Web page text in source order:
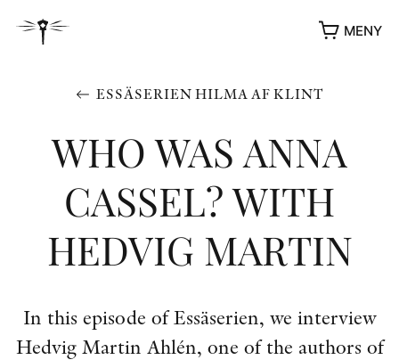
MENY
STOLPE STORIES
UTMÄRKELSER
ESSÄSERIEN HILMA AF KLINT
WHO WAS ANNA
CASSEL? WITH
HEDVIG MARTIN
In this episode of Essäserien, we interview
Hedvig Martin Ahlén, one of the authors of